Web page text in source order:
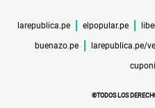
larepublica.pe elpopular.pe
buenazo.pe larepublica.pe/
©TODOS LOS